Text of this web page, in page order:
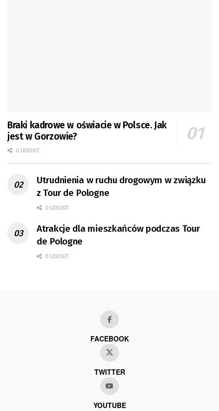
Braki kadrowe w oświacie w Polsce. Jak
jest w Gorzowie?
0 UDOST.
Utrudnienia w ruchu drogowym w związku
z Tour de Pologne
0 UDOST.
Atrakcje dla mieszkańców podczas Tour
de Pologne
0 UDOST.
FACEBOOK
TWITTER
YOUTUBE